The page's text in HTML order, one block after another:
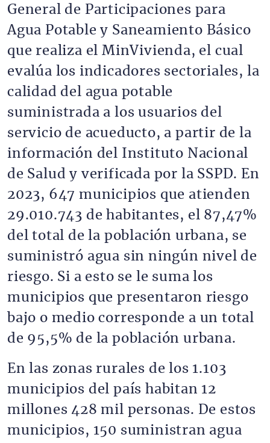
General de Participaciones para
Agua Potable y Saneamiento Básico
que realiza el MinVivienda, el cual
evalúa los indicadores sectoriales, la
calidad del agua potable
suministrada a los usuarios del
servicio de acueducto, a partir de la
información del Instituto Nacional
de Salud y verificada por la SSPD. En
2023, 647 municipios que atienden
29.010.743 de habitantes, el 87,47%
del total de la población urbana, se
suministró agua sin ningún nivel de
riesgo. Si a esto se le suma los
municipios que presentaron riesgo
bajo o medio corresponde a un total
de 95,5% de la población urbana.
En las zonas rurales de los 1.103
municipios del país habitan 12
millones 428 mil personas. De estos
municipios, 150 suministran agua